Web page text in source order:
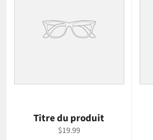
Titre du produit
$19.99